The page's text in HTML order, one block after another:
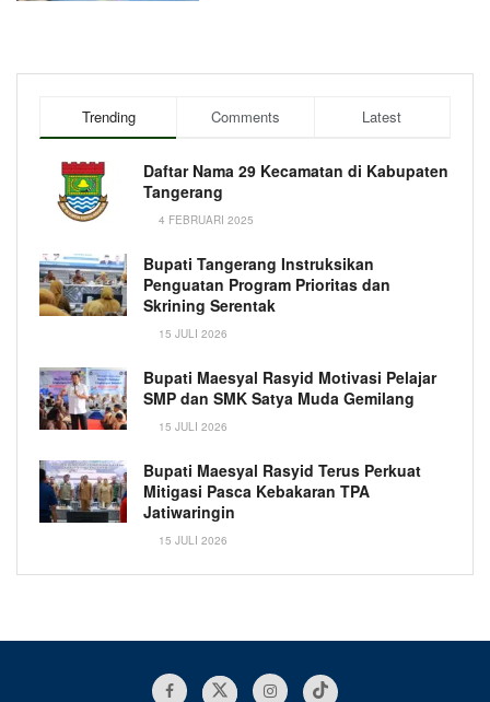
Trending Comments Latest
Daftar Nama 29 Kecamatan di Kabupaten
Tangerang
4 FEBRUARI 2025
Bupati Tangerang Instruksikan
Penguatan Program Prioritas dan
Skrining Serentak
15 JULI 2026
Bupati Maesyal Rasyid Motivasi Pelajar
SMP dan SMK Satya Muda Gemilang
15 JULI 2026
Bupati Maesyal Rasyid Terus Perkuat
Mitigasi Pasca Kebakaran TPA
Jatiwaringin
15 JULI 2026